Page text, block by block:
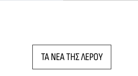
ΤΑ ΝΕΑ ΤΗΣ ΛΕΡΟΥ